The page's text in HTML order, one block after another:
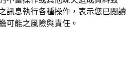
訊息執行各種操作，表示您已閱讀
可能之風險與責任。